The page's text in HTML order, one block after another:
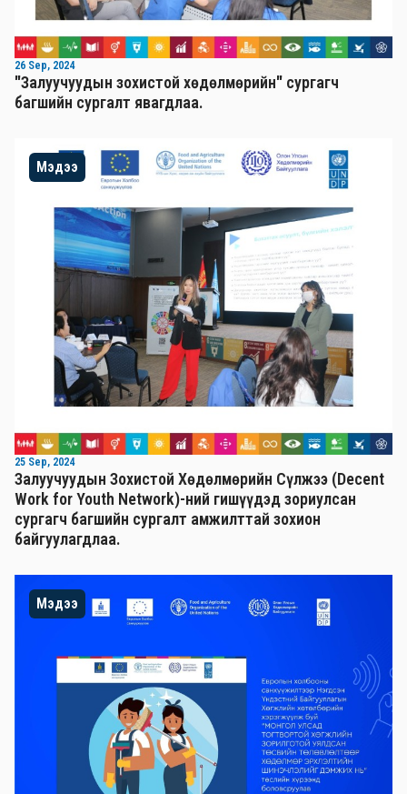
26 Sep, 2024
"Залуучуудын зохистой хөдөлмөрийн" сургагч
багшийн сургалт явагдлаа.
Мэдээ
25 Sep, 2024
Залуучуудын Зохистой Хөдөлмөрийн Сүлжээ (Decent
Work for Youth Network)-ний гишүүдэд зориулсан
сургагч багшийн сургалт амжилттай зохион
байгуулагдлаа.
Мэдээ